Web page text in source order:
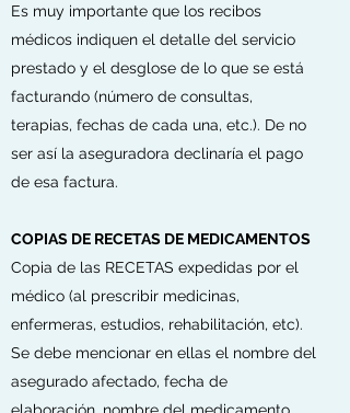
Es muy importante que los recibos
médicos indiquen el detalle del servicio
prestado y el desglose de lo que se está
facturando (número de consultas,
terapias, fechas de cada una, etc.). De no
ser así la aseguradora declinaría el pago
de esa factura.
COPIAS DE RECETAS DE MEDICAMENTOS
Copia de las RECETAS expedidas por el
médico (al prescribir medicinas,
enfermeras, estudios, rehabilitación, etc).
Se debe mencionar en ellas el nombre del
asegurado afectado, fecha de
elaboración, nombre del medicamento